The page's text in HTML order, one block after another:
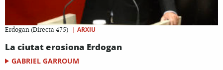
Erdogan (Directa 475) | ARXIU
La ciutat erosiona Erdogan
GABRIEL GARROUM